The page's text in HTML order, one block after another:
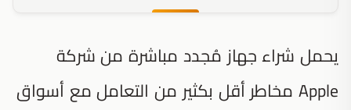
يحمل شراء جهاز مُجدد مباشرة من شركة
Apple مخاطر أقل بكثير من التعامل مع أسواق